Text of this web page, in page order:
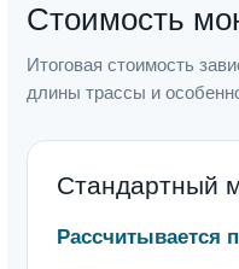
Стоимость
Итоговая стоимость
длины трассы и
Стандартный
Рассчитывается